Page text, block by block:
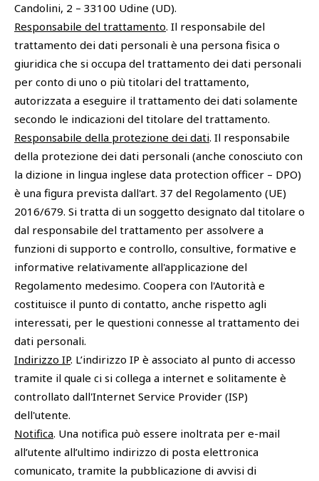
Candolini, 2 – 33100 Udine (UD).
Responsabile del trattamento. Il responsabile del
trattamento dei dati personali è una persona fisica o
giuridica che si occupa del trattamento dei dati personali
per conto di uno o più titolari del trattamento,
autorizzata a eseguire il trattamento dei dati solamente
secondo le indicazioni del titolare del trattamento.
Responsabile della protezione dei dati. Il responsabile
della protezione dei dati personali (anche conosciuto con
la dizione in lingua inglese data protection officer – DPO)
è una figura prevista dall'art. 37 del Regolamento (UE)
2016/679. Si tratta di un soggetto designato dal titolare o
dal responsabile del trattamento per assolvere a
funzioni di supporto e controllo, consultive, formative e
informative relativamente all'applicazione del
Regolamento medesimo. Coopera con l'Autorità e
costituisce il punto di contatto, anche rispetto agli
interessati, per le questioni connesse al trattamento dei
dati personali.
Indirizzo IP. L’indirizzo IP è associato al punto di accesso
tramite il quale ci si collega a internet e solitamente è
controllato dall'Internet Service Provider (ISP)
dell'utente.
Notifica. Una notifica può essere inoltrata per e-mail
all’utente all’ultimo indirizzo di posta elettronica
comunicato, tramite la pubblicazione di avvisi di